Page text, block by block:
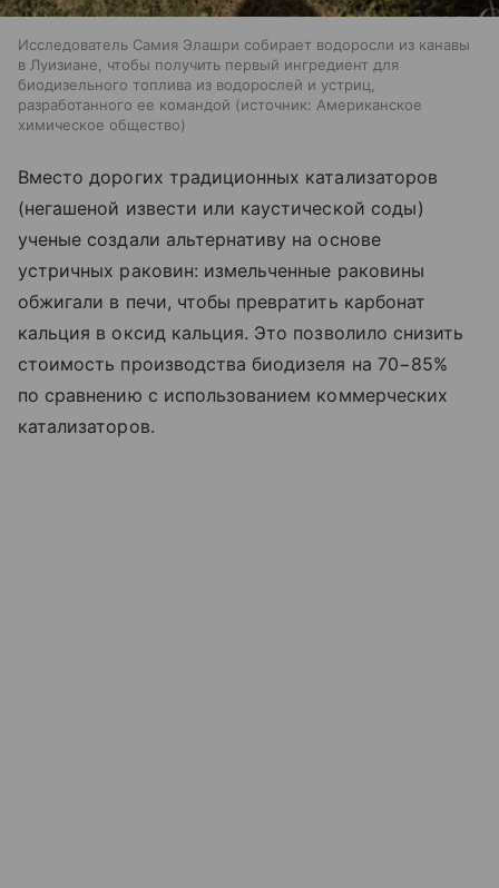
Исследователь Самия Элашри собирает водоросли из канавы
в Луизиане, чтобы получить первый ингредиент для
биодизельного топлива из водорослей и устриц,
разработанного ее командой
источник: Американское
химическое общество
Вместо дорогих традиционных катализаторов
(негашеной извести или каустической соды)
ученые создали альтернативу на основе
устричных раковин: измельченные раковины
обжигали в печи, чтобы превратить карбонат
кальция в оксид кальция. Это позволило снизить
стоимость производства биодизеля на 70−85%
по сравнению с использованием коммерческих
катализаторов.